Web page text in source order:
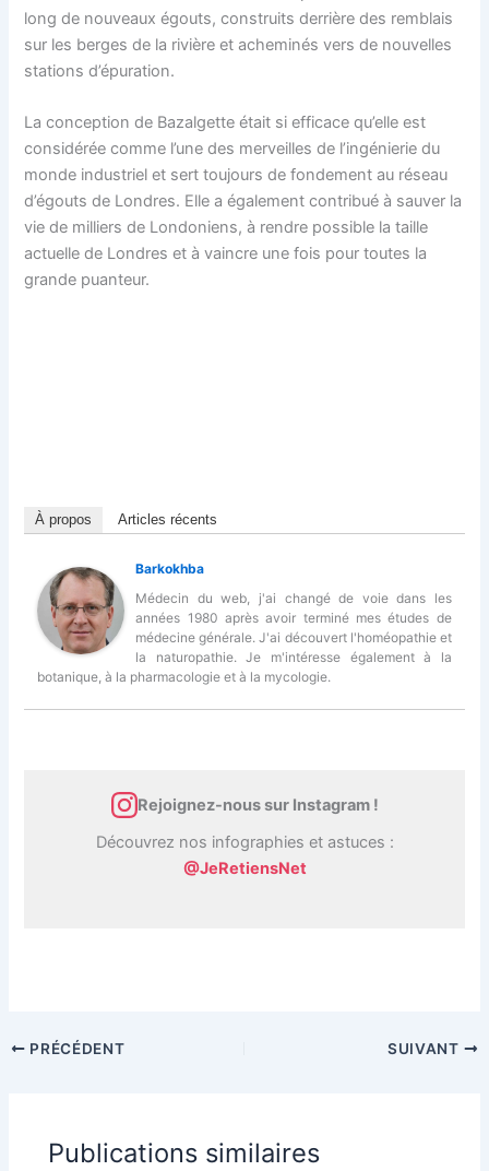
long de nouveaux égouts, construits derrière des remblais
sur les berges de la rivière et acheminés vers de nouvelles
stations d’épuration.
La conception de Bazalgette était si efficace qu’elle est
considérée comme l’une des merveilles de l’ingénierie du
monde industriel et sert toujours de fondement au réseau
d’égouts de Londres. Elle a également contribué à sauver la
vie de milliers de Londoniens, à rendre possible la taille
actuelle de Londres et à vaincre une fois pour toutes la
grande puanteur.
À propos Articles récents
Barkokhba
Médecin du web, j'ai changé de voie dans les
années 1980 après avoir terminé mes études de
médecine générale. J'ai découvert l'homéopathie et
la naturopathie. Je m'intéresse également à la
botanique, à la pharmacologie et à la mycologie.
Rejoignez-nous sur Instagram !
Découvrez nos infographies et astuces :
@JeRetiensNet
PRÉCÉDENT SUIVANT
Publications similaires